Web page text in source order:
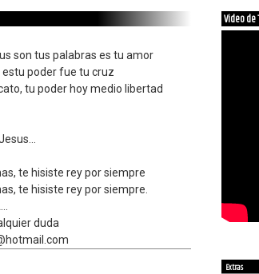
son tus palabras es tu amor
poder fue tu cruz
tu poder hoy medio libertad
te hisiste rey por siempre
te hisiste rey por siempre.
duda
Video de
Extras